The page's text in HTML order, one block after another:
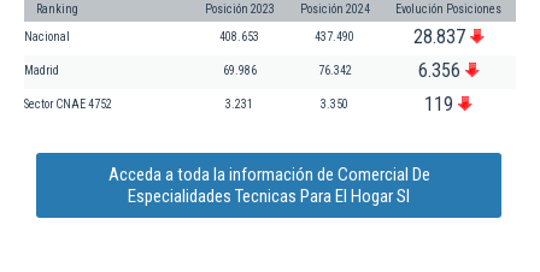
Ranking Posición 2023 Posición 2024 Evolución Posiciones
Nacional 408.653 437.490 28.837
Madrid 69.986 76.342 6.356
Sector CNAE 4752 3.231 3.350 119
Acceda a toda la información de Comercial De
Especialidades Tecnicas Para El Hogar Sl